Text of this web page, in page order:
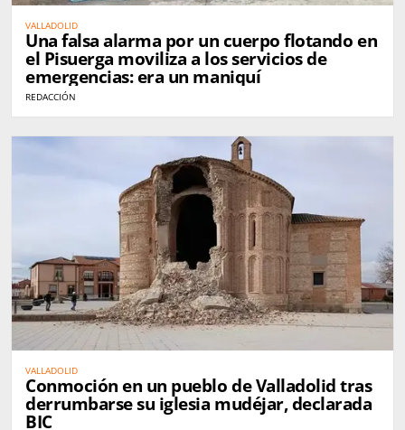
VALLADOLID
Una falsa alarma por un cuerpo flotando en
el Pisuerga moviliza a los servicios de
emergencias: era un maniquí
REDACCIÓN
VALLADOLID
Conmoción en un pueblo de Valladolid tras
derrumbarse su iglesia mudéjar, declarada
BIC